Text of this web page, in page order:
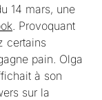
14 mars, une
. Provoquant
certains
pain. Olga
à son
sur la